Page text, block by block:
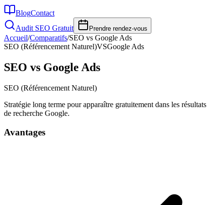
BlogContact
Audit SEO Gratuit
Prendre rendez-vous
Accueil/Comparatifs/SEO vs Google Ads
SEO (Référencement Naturel)VSGoogle Ads
SEO vs Google Ads
SEO (Référencement Naturel)
Stratégie long terme pour apparaître gratuitement dans les résultats
de recherche Google.
Avantages